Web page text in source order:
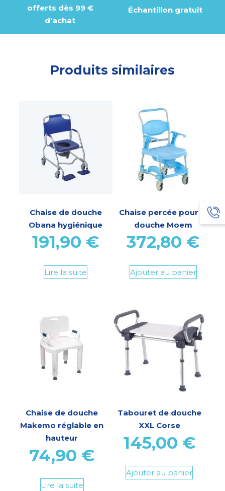
offerts dès 99 €
d'achat
Échantillon gratuit
Produits similaires
Chaise de douche
Obana hygiénique
191,90 €
Lire la suite
Chaise percée pour la
douche Moem
372,80 €
Ajouter au panier
Chaise de douche
Makemo réglable en
hauteur
74,90 €
Lire la suite
Tabouret de douche
XXL Corse
145,00 €
Ajouter au panier